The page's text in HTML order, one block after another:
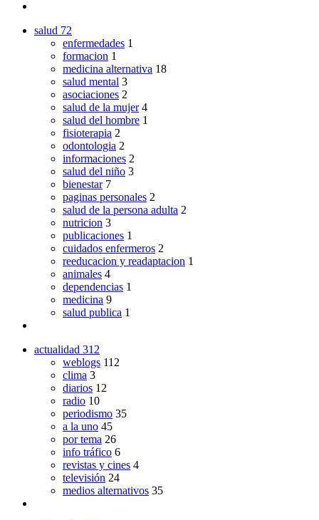
salud 72
enfermedades 1
formacion 1
medicina alternativa 18
salud mental 3
asociaciones 2
salud de la mujer 4
salud del hombre 1
fisioterapia 2
odontologia 2
informaciones 2
salud del niño 3
bienestar 7
paginas personales 2
salud de la persona adulta 2
nutricion 3
publicaciones 1
cuidados enfermeros 2
reeducacion y readaptacion 1
animales 4
dependencias 1
medicina 9
salud publica 1
actualidad 312
weblogs 112
clima 3
diarios 12
radio 10
periodismo 35
a la uno 45
por tema 26
info tráfico 6
revistas y cines 4
televisión 24
medios alternativos 35